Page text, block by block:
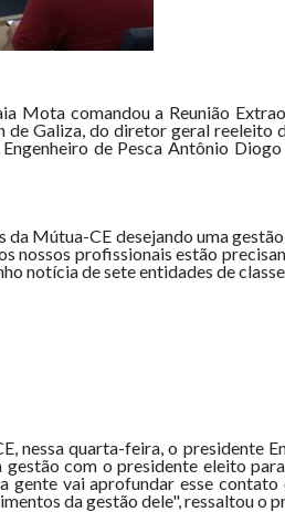
Mota comandou a Reunião
de Galiza, do diretor geral
de Pesca Antônio
Mútua-CE desejando uma
nossos profissionais estão
notícia de sete entidades de
nessa quarta-feira, o presidente
com o presidente eleito
vai aprofundar esse
da gestão dele", ressaltou o